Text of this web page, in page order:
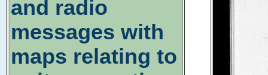
and radio
messages with
maps relating to